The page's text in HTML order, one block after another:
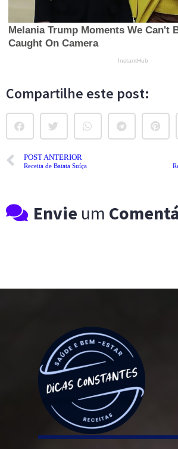
Compartilhe este post:
POST ANTERIOR
Receita de Batata Suíça
Envie um